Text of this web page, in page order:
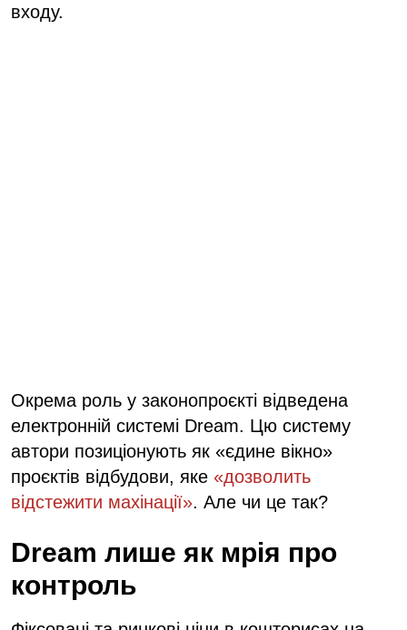
входу.
Окрема роль у законопроєкті відведена
електронній системі Dream. Цю систему
автори позиціонують як «єдине вікно»
проєктів відбудови, яке «дозволить
відстежити махінації». Але чи це так?
Dream лише як мрія про
контроль